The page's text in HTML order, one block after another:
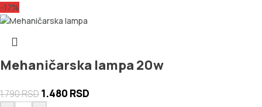
-17%
Mehaničarska lampa 20w
1.790RSD1.480 RSD